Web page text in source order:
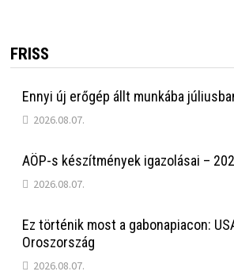
FRISS
Ennyi új erőgép állt munkába
2026.08.07.
AÖP-s készítmények igazolásai –
2026.08.07.
Ez történik most a gabonapiacon:
Oroszország
2026.08.07.